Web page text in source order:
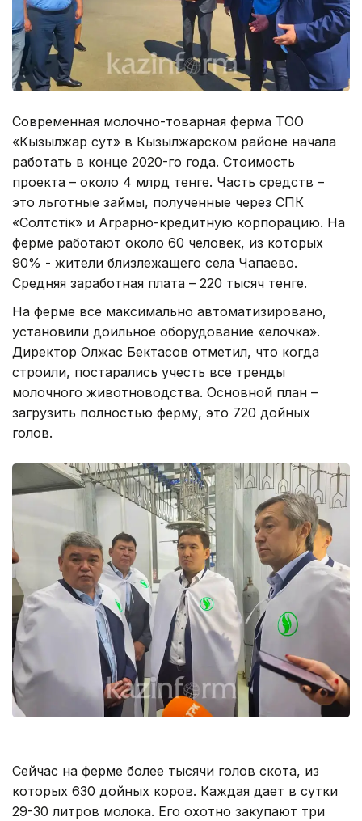
Современная молочно-товарная ферма ТОО
«Кызылжар сут» в Кызылжарском районе начала
работать в конце 2020-го года. Стоимость
проекта – около 4 млрд тенге. Часть средств –
это льготные займы, полученные через СПК
«Солтүстік» и Аграрно-кредитную корпорацию. На
ферме работают около 60 человек, из которых
90% - жители близлежащего села Чапаево.
Средняя заработная плата – 220 тысяч тенге.
На ферме все максимально автоматизировано,
установили доильное оборудование «елочка».
Директор Олжас Бектасов отметил, что когда
строили, постарались учесть все тренды
молочного животноводства. Основной план –
загрузить полностью ферму, это 720 дойных
голов.
Сейчас на ферме более тысячи голов скота, из
которых 630 дойных коров. Каждая дает в сутки
29-30 литров молока. Его охотно закупают три